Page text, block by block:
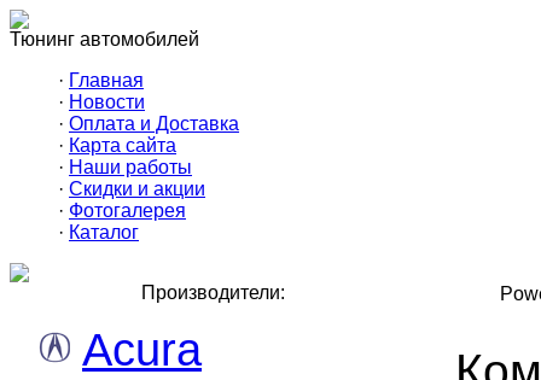
Тюнинг автомобилей
· Главная
· Новости
· Оплата и Доставка
· Карта сайта
· Наши работы
· Скидки и акции
· Фотогалерея
· Каталог
Производители:
Acura